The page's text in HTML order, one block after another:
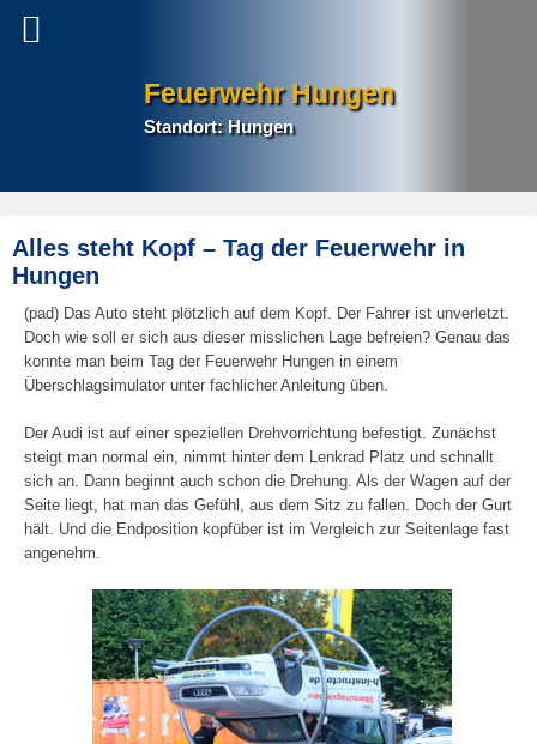
Feuerwehr Hungen
Standort: Hungen
Alles steht Kopf – Tag der Feuerwehr in
Hungen
(pad) Das Auto steht plötzlich auf dem Kopf. Der Fahrer ist unverletzt.
Doch wie soll er sich aus dieser misslichen Lage befreien? Genau das
konnte man beim Tag der Feuerwehr Hungen in einem
Überschlagsimulator unter fachlicher Anleitung üben.
Der Audi ist auf einer speziellen Drehvorrichtung befestigt. Zunächst
steigt man normal ein, nimmt hinter dem Lenkrad Platz und schnallt
sich an. Dann beginnt auch schon die Drehung. Als der Wagen auf der
Seite liegt, hat man das Gefühl, aus dem Sitz zu fallen. Doch der Gurt
hält. Und die Endposition kopfüber ist im Vergleich zur Seitenlage fast
angenehm.